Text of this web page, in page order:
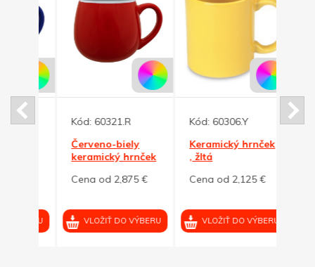
Kód:60321.R
Červeno-biely
keramický hrnček
Cena od 2,875 €
VLOŽIŤ DO VÝBERU
Kód:60306.Y
Keramický hrnček
, žltá
Cena od 2,125 €
VLOŽIŤ DO VÝBERU
Kód: